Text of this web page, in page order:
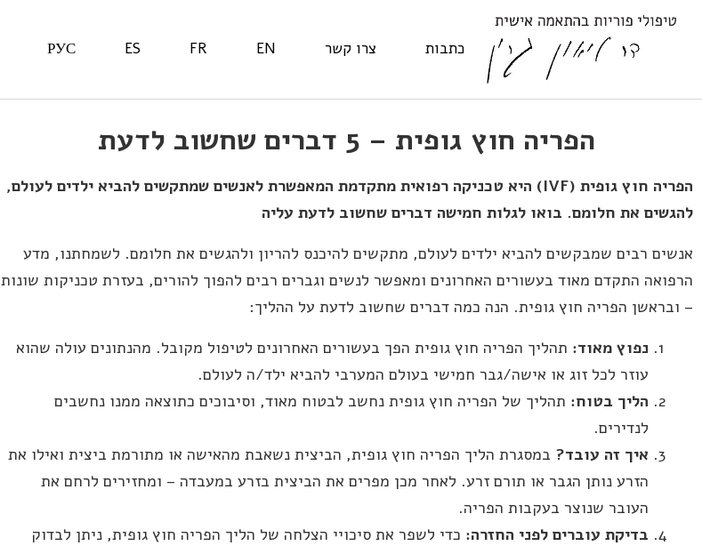
כתבות צרו קשר EN
FR
ES
РУС
הפריה חוץ גופית – 5 דברים שחשוב לדעת
הפריה חוץ גופית (
IVF
) היא טכניקה רפואית מתקדמת המאפשרת לאנשים שמתקשים להביא ילדים לעולם,
להגשים את חלומם. בואו לגלות חמישה דברים שחשוב לדעת עליה
אנשים רבים שמבקשים להביא ילדים לעולם, מתקשים להיכנס להריון ולהגשים את חלומם. לשמחתנו, מדע
הרפואה התקדם מאוד בעשורים האחרונים ומאפשר לנשים וגברים רבים להפוך להורים, בעזרת טכניקות שונות
– ובראשן הפריה חוץ גופית. הנה כמה דברים שחשוב לדעת על ההליך:
נפוץ מאוד: תהליך הפריה חוץ גופית הפך בעשורים האחרונים לטיפול מקובל. מהנתונים עולה שהוא
עוזר לכל זוג או אישה/גבר חמישי בעולם המערבי להביא ילד/ה לעולם.
הליך בטוח: תהליך של הפריה חוץ גופית נחשב לבטוח מאוד, וסיבוכים כתוצאה ממנו נחשבים
לנדירים.
איך זה עובד? במסגרת הליך הפריה חוץ גופית, הביצית נשאבת מהאישה או מתורמת ביצית ואילו את
הזרע נותן הגבר או תורם זרע. לאחר מכן מפרים את הביצית בזרע במעבדה – ומחזירים לרחם את
העובר שנוצר בעקבות הפריה.
בדיקת עוברים לפני החזרה: כדי לשפר את סיכויי הצלחה של הליך הפריה חוץ גופית, ניתן לבדוק